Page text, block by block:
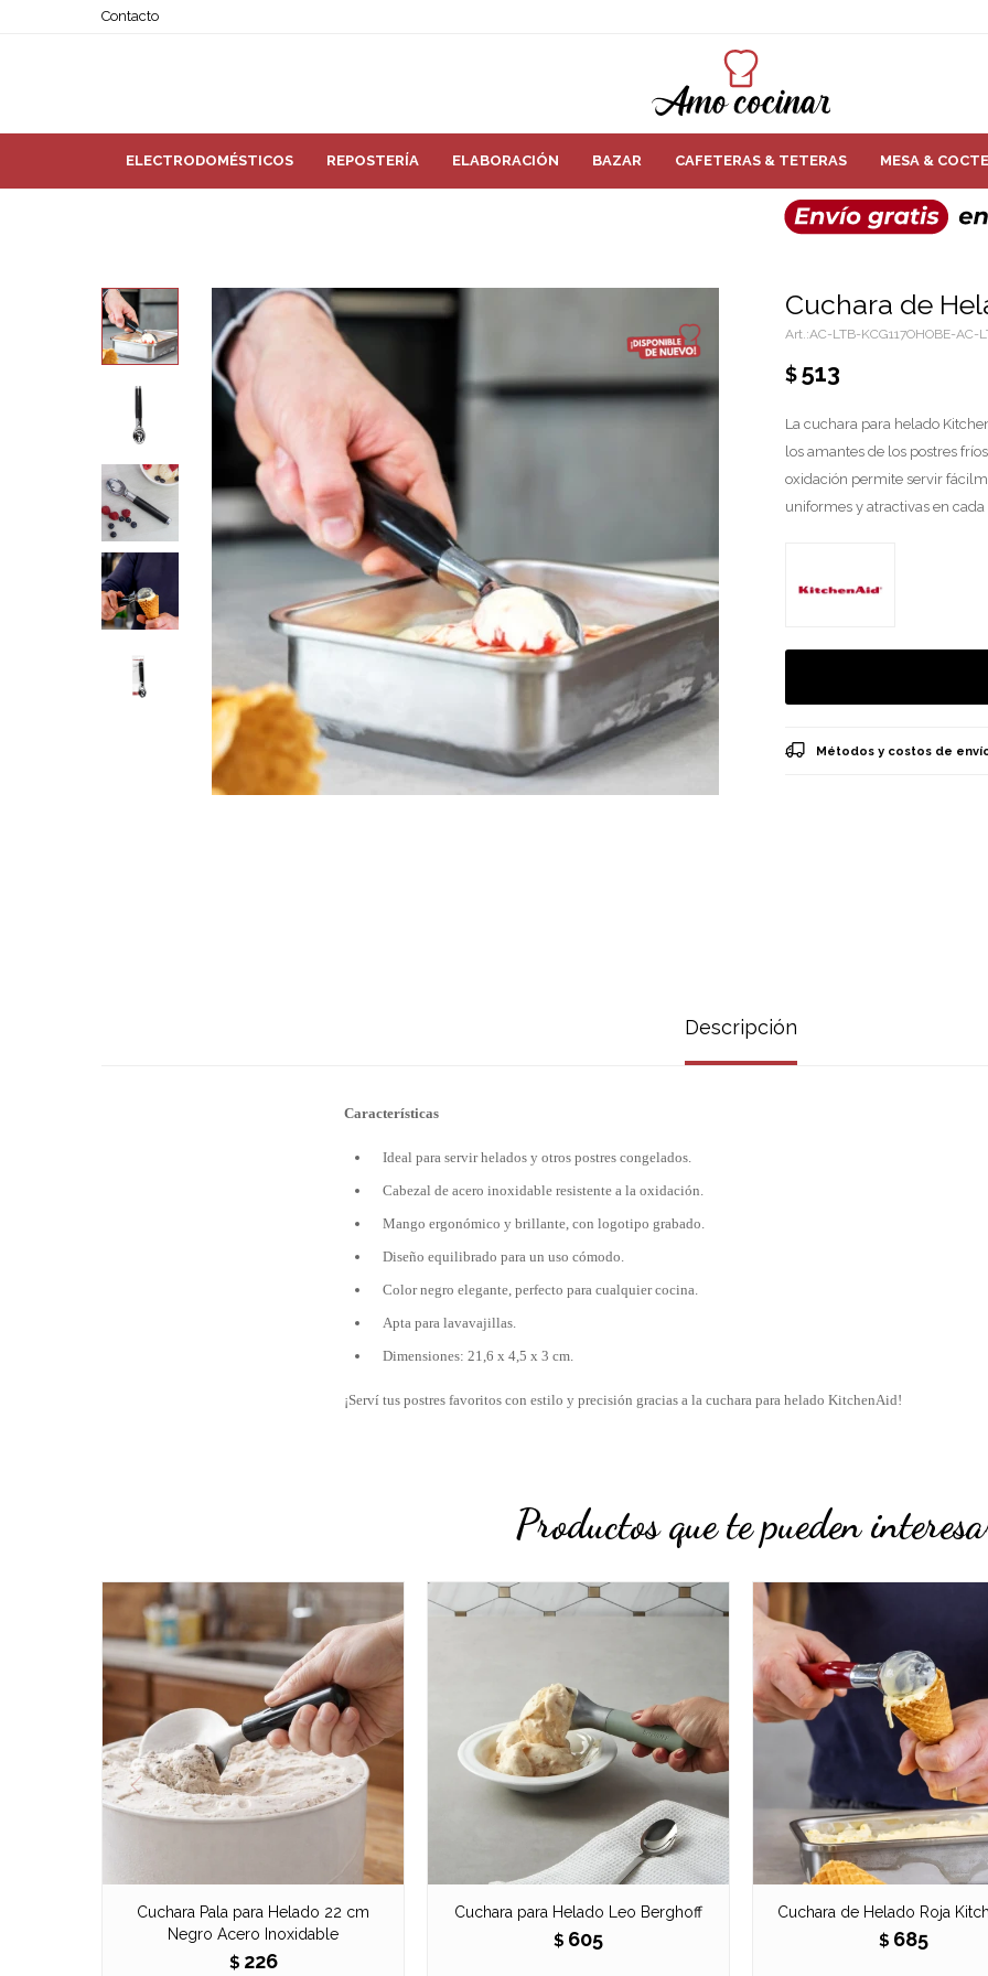
ELECTRODOMÉSTICOS REPOSTERÍA ELABORACIÓN BAZAR CAFETERAS & TETERAS MESA &
Contacto
Cuchara de
AC-LTB-KCG117OHOBE-AC-
$513
La cuchara para helado
los amantes de los postres
oxidación permite servir
uniformes y atractivas en cada
Métodos y costos de
Descripción
Características
Ideal para servir helados y otros postres congelados.
Cabezal de acero inoxidable resistente a la oxidación.
Mango ergonómico y brillante, con logotipo grabado.
Diseño equilibrado para un uso cómodo.
Color negro elegante, perfecto para cualquier cocina.
Apta para lavavajillas.
Dimensiones: 21,6 x 4,5 x 3 cm.
¡Serví tus postres favoritos con estilo y precisión gracias a la cuchara para helado KitchenAid!
Productos que te pueden
Cuchara Pala para Helado 22 cm
Negro Acero Inoxidable
$ 226
Cuchara para Helado Leo Berghoff
$ 605
Cuchara de Helado Roja
$ 685